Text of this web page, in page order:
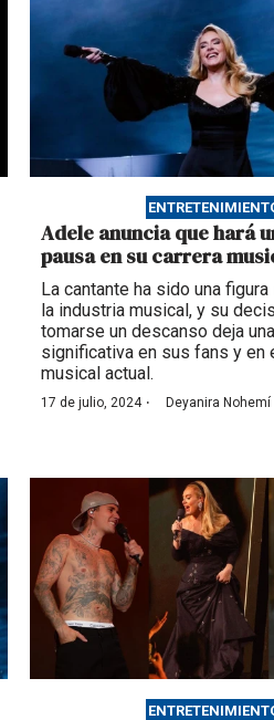
Adele anuncia que hará
pausa en su carrera
La cantante ha sido una
la industria musical, y su
tomarse un descanso deja
significativa en sus fans y en
musical actual.
17 de julio, 2024· Deyanira